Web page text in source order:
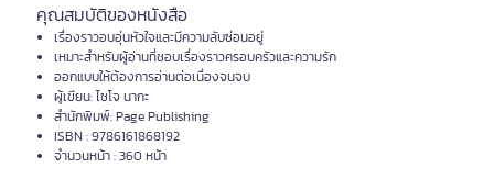
คุณสมบัติของหนังสือ
เรื่องราวอบอุ่นหัวใจและมีความลับซ่อนอยู่
เหมาะสำหรับผู้อ่านที่ชอบเรื่องราวครอบครัวและความรัก
ออกแบบให้ต้องการอ่านต่อเนื่องจนจบ
ผู้เขียน: ไซโจ นากะ
สำนักพิมพ์: Page Publishing
ISBN : 9786161868192
จำนวนหน้า : 360 หน้า